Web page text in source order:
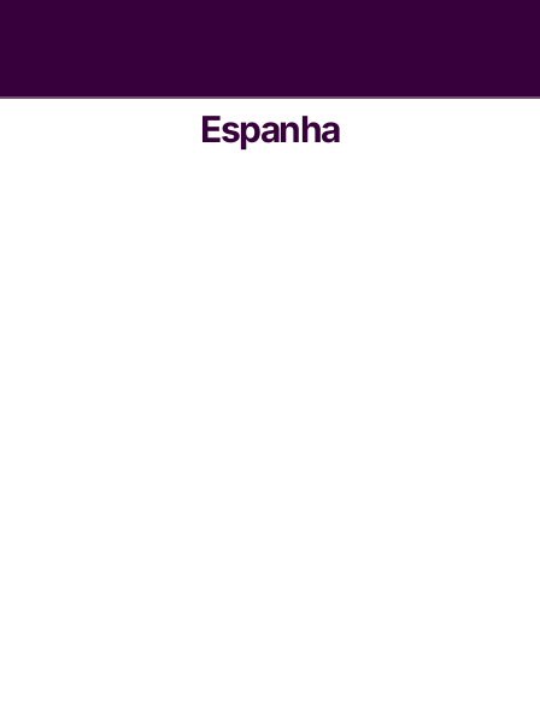
Espanha